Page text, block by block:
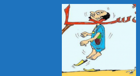
حرائق الغابات : الاتحاد
الأوروبي يعبئ إمكانياته
لدعم فرنسا والبرتغال
السلام بمناسبة ذكرى عيد
العرش المجيد
توقيف شخصين هددا شرطيا
بسكينين خلال محاولة سرقة ليلا